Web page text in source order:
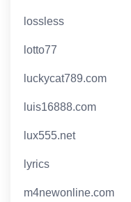
lossless
lotto77
luckycat789.com
luis16888.com
lux555.net
lyrics
m4newonline.com